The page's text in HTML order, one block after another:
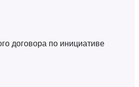
договора по инициативе